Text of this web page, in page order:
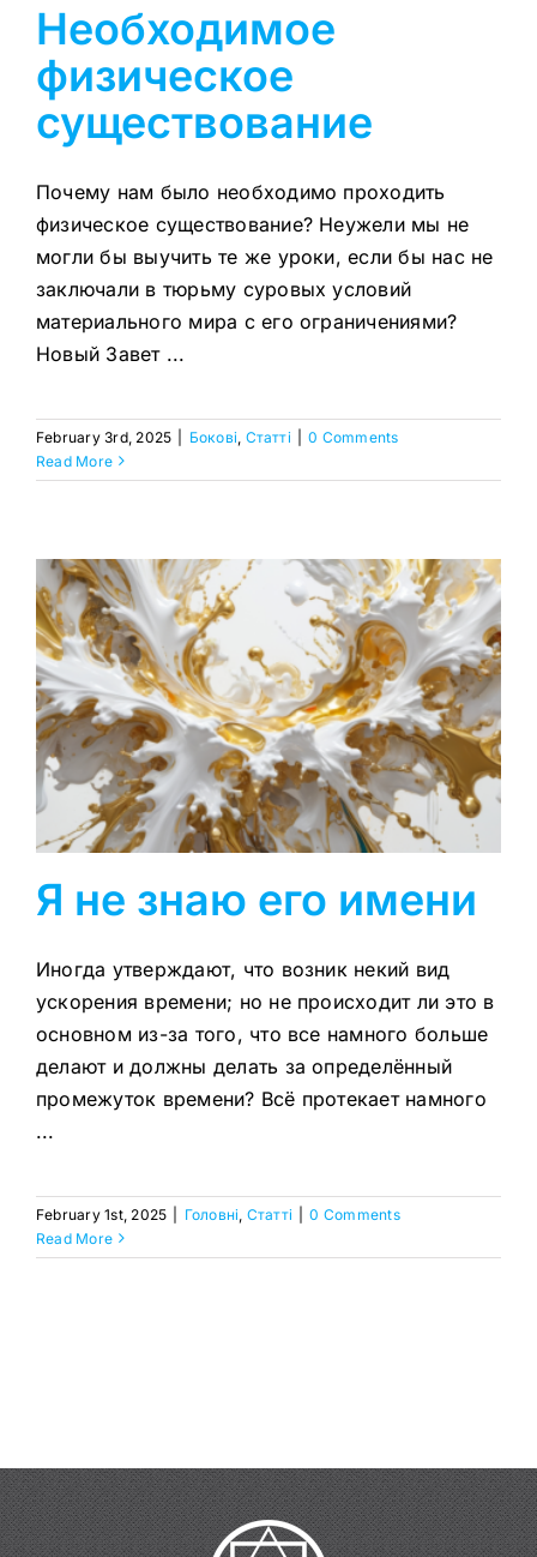
Необходимое
физическое
существование
Почему нам было необходимо проходить
физическое существование? Неужели мы не
могли бы выучить те же уроки, если бы нас не
заключали в тюрьму суровых условий
материального мира с его ограничениями?
Новый Завет ...
February 3rd, 2025 Бокові Статтi
0 Comments
Read More
Я не знаю его имени
Иногда утверждают, что возник некий вид
ускорения времени; но не происходит ли это в
основном из-за того, что все намного больше
делают и должны делать за определённый
промежуток времени? Всё протекает намного
...
February 1st, 2025 Головнi Статтi
0 Comments
Read More